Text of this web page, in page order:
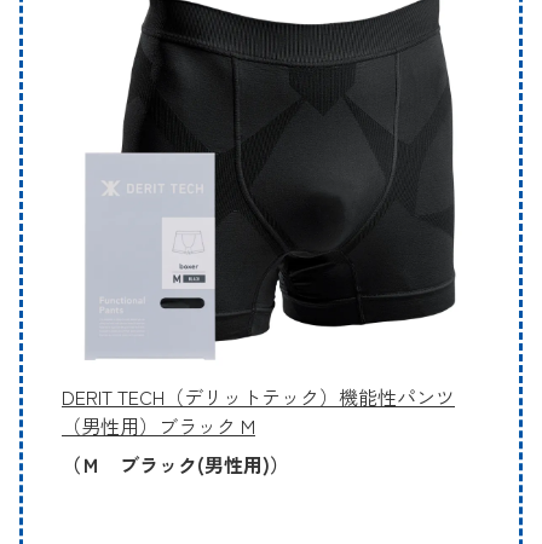
DERIT TECH（デリットテック）機能性パンツ
（男性用）ブラック M
（Ｍ ブラック(男性用)）